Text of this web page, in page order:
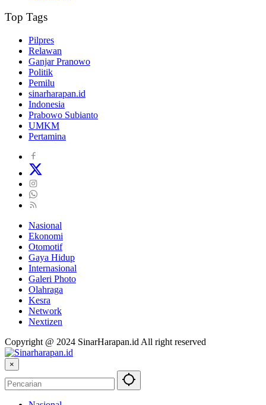
Top Tags
Pilpres
Relawan
Ganjar Pranowo
Politik
Pemilu
sinarharapan.id
Indonesia
Prabowo Subianto
UMKM
Pertamina
Nasional
Ekonomi
Otomotif
Gaya Hidup
Internasional
Galeri Photo
Olahraga
Kesra
Network
Nextizen
Copyright @ 2024 SinarHarapan.id All right reserved
×